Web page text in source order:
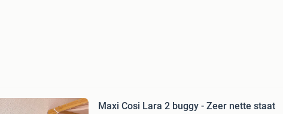
Maxi Cosi Lara 2 buggy - Zeer nette staat